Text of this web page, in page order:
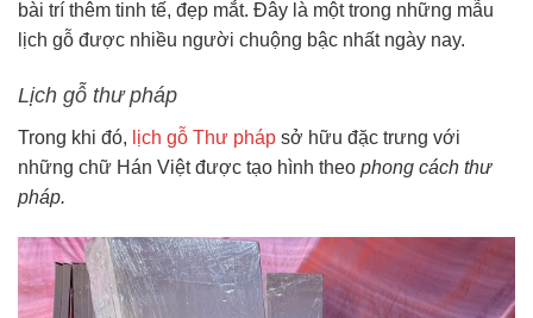
bài trí thêm tinh tế, đẹp mắt. Đây là một trong những mẫu
lịch gỗ được nhiều người chuộng bậc nhất ngày nay.
Lịch gỗ thư pháp
Trong khi đó, lịch gỗ Thư pháp sở hữu đặc trưng với
những chữ Hán Việt được tạo hình theo phong cách thư
pháp.